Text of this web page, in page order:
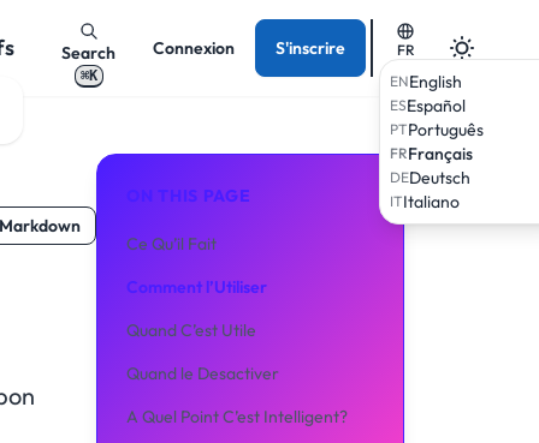
Search
⌘K
Connexion S'inscrire
FR
ENEnglish
ESEspañol
PTPortuguês
FRFrançais
DEDeutsch
ITItaliano
ON THIS PAGE
Ce Qu’il Fait
Comment l’Utiliser
Quand C’est Utile
Quand le Desactiver
A Quel Point C’est Intelligent?